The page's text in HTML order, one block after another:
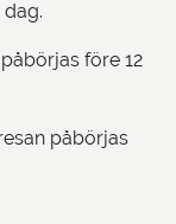
dag.
före 12
påbörjas